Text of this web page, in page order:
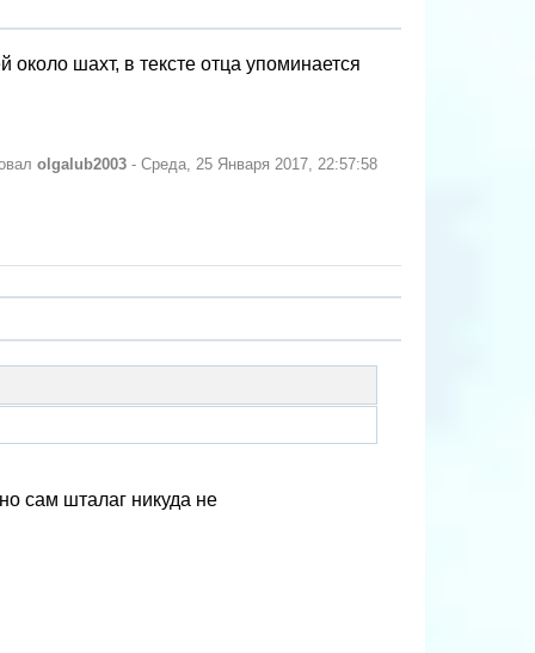
шахт, в тексте отца упоминается
olgalub2003 - Среда, 25 Января 2017, 22:57:58
сам шталаг никуда не